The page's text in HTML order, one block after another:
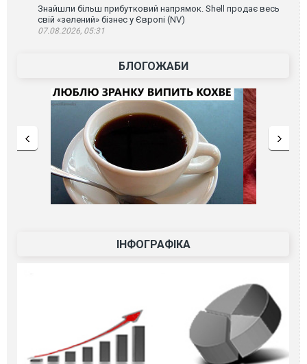
Знайшли більш прибутковий напрямок. Shell продає весь
свій «зелений» бізнес у Європі (NV)
07.08.2026, 05:31
БЛОГОЖАБИ
ІНФОГРАФІКА